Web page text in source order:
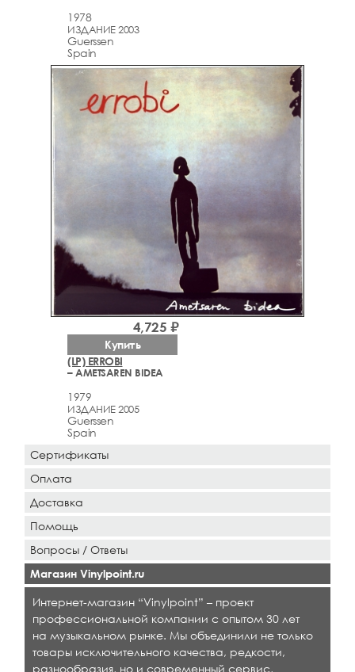
1978
ИЗДАНИЕ 2003
Guerssen
Spain
(LP) ERROBI
– AMETSAREN BIDEA
1979
ИЗДАНИЕ 2005
Guerssen
Spain
4,725 ₽
Купить
Сертификаты
Оплата
Доставка
Помощь
Вопросы / Ответы
Магазин Vinylpoint.ru
Интернет-магазин “Vinylpoint” – проект
профессиональной компании с опытом 30 лет
на музыкальном рынке. Мы объединили не только
товары исключительного качества, редкости,
разнообразия, но и современный сервис,